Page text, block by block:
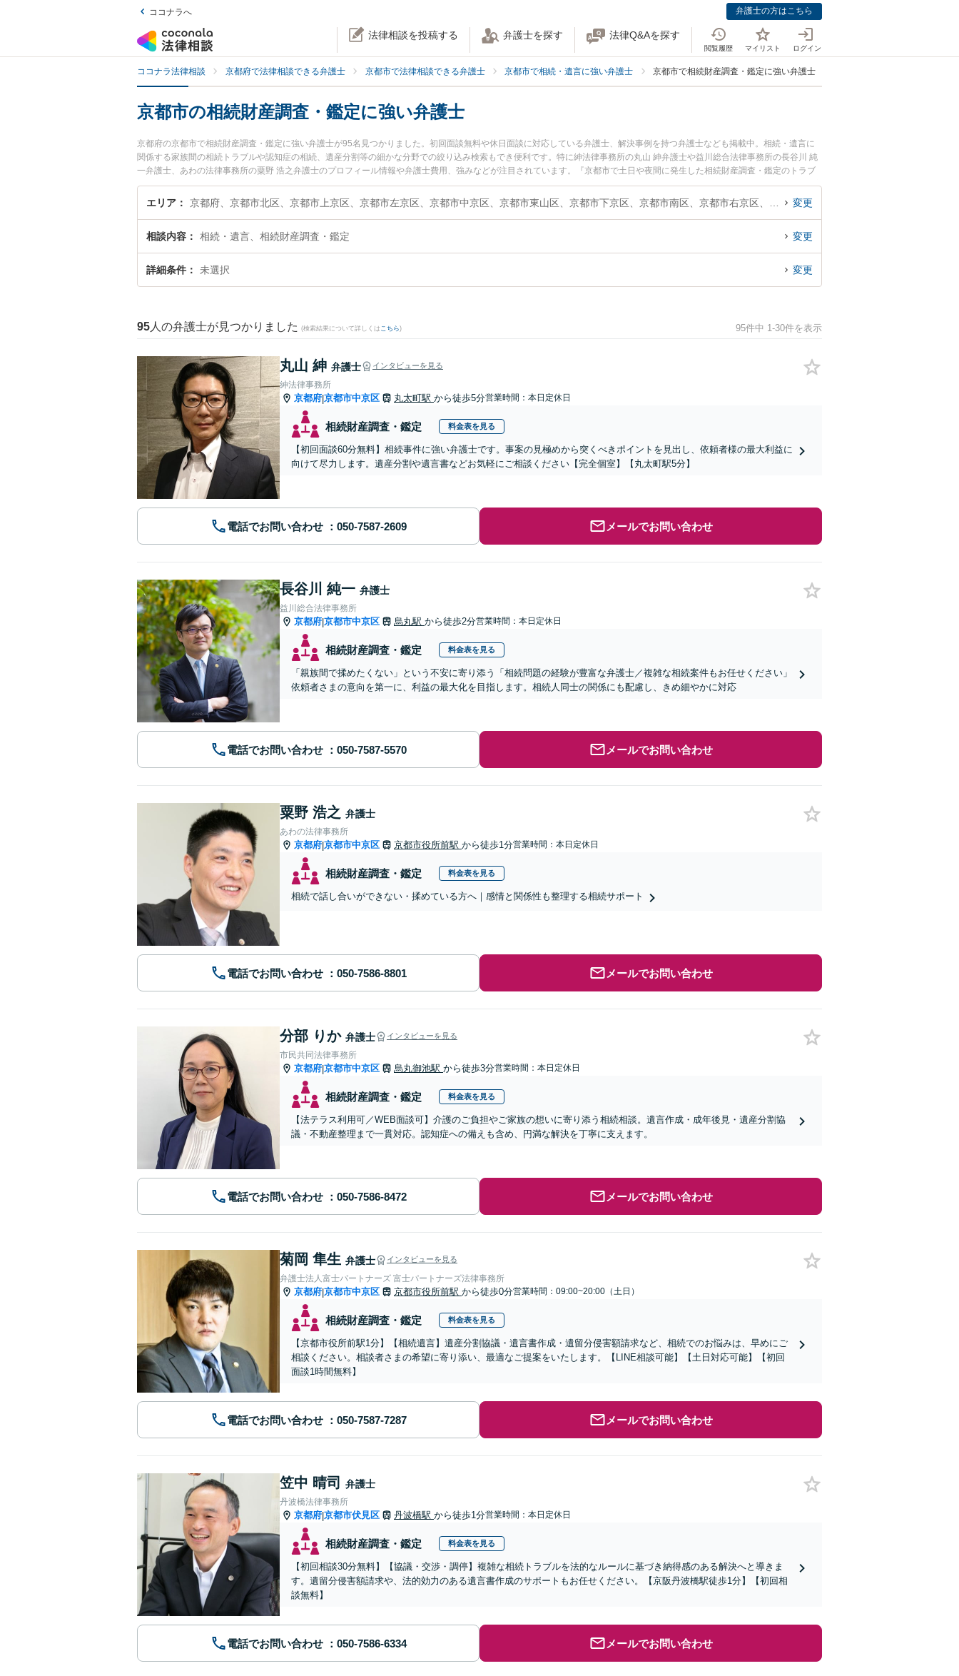
ココナラへ 弁護士の方はこちら
法律相談を投稿する 弁護士を探す 法律Q&Aを探す
閲覧履歴 マイリスト ログイン
ココナラ法律相談 京都府で法律相談できる弁護士 京都市で法律相談できる弁護士 京都市で相続・遺言に強い弁護士 京都市で相続財産調査・鑑定に強い弁護士
京都市の相続財産調査・鑑定に強い弁護士
京都府の京都市で相続財産調査・鑑定に強い弁護士が95名見つかりました。初回面談無料や休日面談に対応している弁護士、解決事例を持つ弁護士なども掲載中。相続・遺言に
関係する家族間の相続トラブルや認知症の相続、遺産分割等の細かな分野での絞り込み検索もでき便利です。特に紳法律事務所の丸山 紳弁護士や益川総合法律事務所の長谷川 純
一弁護士、あわの法律事務所の粟野 浩之弁護士のプロフィール情報や弁護士費用、強みなどが注目されています。『京都市で土日や夜間に発生した相続財産調査・鑑定のトラブ
ルを今すぐに弁護士に相談したい』『相続財産調査・鑑定のトラブル解決の実績豊富な近くの弁護士を検索したい』『初回相談無料で相続財産調査・鑑定を法律相談できる京都市
内の弁護士に相談予約したい』などでお困りの相談者さんにおすすめです。
エリア 変更
相談内容 相続・遺言、相続財産調査・鑑定 変更
詳細条件 未選択 変更
95 人の弁護士が見つかりました (検索結果について詳しくは こちら) 95件中 1-30件を表示
丸山 紳 弁護士 インタビューを見る
紳法律事務所
京都府|京都市中京区 丸太町駅 から徒歩5分営業時間：本日定休日
相続財産調査・鑑定 料金表を見る
【初回面談60分無料】相続事件に強い弁護士です。事案の見極めから突くべきポイントを見出し、依頼者様の最大利益に
向けて尽力します。遺産分割や遺言書などお気軽にご相談ください【完全個室】【丸太町駅5分】
電話でお問い合わせ メールでお問い合わせ
長谷川 純一 弁護士
益川総合法律事務所
京都府|京都市中京区 烏丸駅 から徒歩2分営業時間：本日定休日
相続財産調査・鑑定 料金表を見る
「親族間で揉めたくない」という不安に寄り添う「相続問題の経験が豊富な弁護士／複雑な相続案件もお任せください」
依頼者さまの意向を第一に、利益の最大化を目指します。相続人同士の関係にも配慮し、きめ細やかに対応
電話でお問い合わせ メールでお問い合わせ
粟野 浩之 弁護士
あわの法律事務所
京都府|京都市中京区 京都市役所前駅 から徒歩1分営業時間：本日定休日
相続財産調査・鑑定 料金表を見る
相続で話し合いができない・揉めている方へ｜感情と関係性も整理する相続サポート
電話でお問い合わせ メールでお問い合わせ
分部 りか 弁護士 インタビューを見る
市民共同法律事務所
京都府|京都市中京区 烏丸御池駅 から徒歩3分営業時間：本日定休日
相続財産調査・鑑定 料金表を見る
【法テラス利用可／WEB面談可】介護のご負担やご家族の想いに寄り添う相続相談。遺言作成・成年後見・遺産分割協
議・不動産整理まで一貫対応。認知症への備えも含め、円満な解決を丁寧に支えます。
電話でお問い合わせ メールでお問い合わせ
菊岡 隼生 弁護士 インタビューを見る
弁護士法人富士パートナーズ 富士パートナーズ法律事務所
京都府|京都市中京区 京都市役所前駅 から徒歩0分営業時間：09:00~20:00（土日）
相続財産調査・鑑定 料金表を見る
【京都市役所前駅1分】【相続遺言】遺産分割協議・遺言書作成・遺留分侵害額請求など、相続でのお悩みは、早めにご
相談ください。相談者さまの希望に寄り添い、最適なご提案をいたします。【LINE相談可能】【土日対応可能】【初回
面談1時間無料】
電話でお問い合わせ メールでお問い合わせ
笠中 晴司 弁護士
丹波橋法律事務所
京都府|京都市伏見区 丹波橋駅 から徒歩1分営業時間：本日定休日
相続財産調査・鑑定 料金表を見る
【初回相談30分無料】【協議・交渉・調停】複雑な相続トラブルを法的なルールに基づき納得感のある解決へと導きま
す。遺留分侵害額請求や、法的効力のある遺言書作成のサポートもお任せください。【京阪丹波橋駅徒歩1分】【初回相
談無料】
電話でお問い合わせ メールでお問い合わせ